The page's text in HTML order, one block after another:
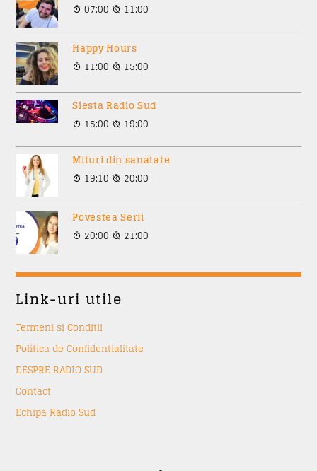
07:00 11:00
Happy Hours
11:00 15:00
Siesta Radio Sud
15:00 19:00
Mituri din sanatate
19:10 20:00
Povestea Serii
20:00 21:00
Link-uri utile
Termeni si Conditii
Politica de Confidentialitate
DESPRE RADIO SUD
Contact
Echipa Radio Sud